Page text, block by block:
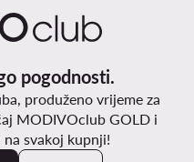
pogodnosti.
produženo vrijeme za
MODIVOclub GOLD i
svakoj kupnji!